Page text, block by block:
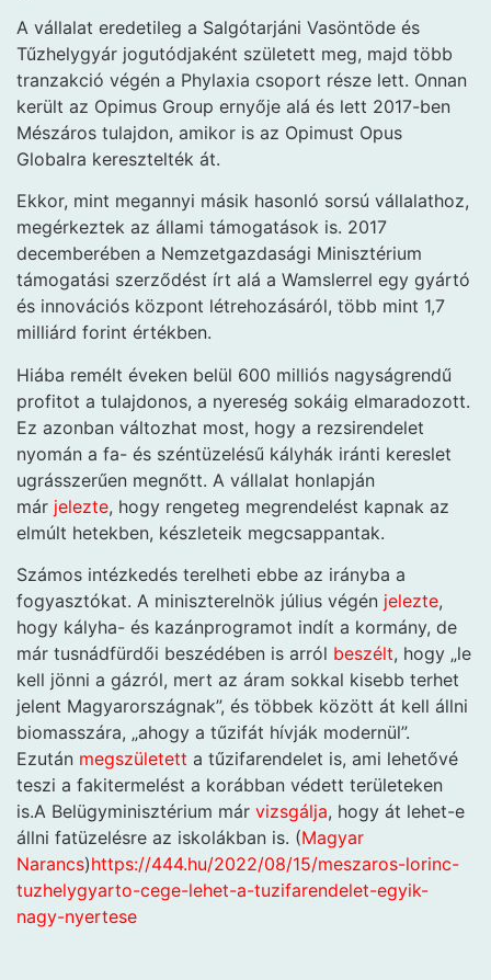
A vállalat eredetileg a Salgótarjáni Vasöntöde és
Tűzhelygyár jogutódjaként született meg, majd több
tranzakció végén a Phylaxia csoport része lett. Onnan
került az Opimus Group ernyője alá és lett 2017-ben
Mészáros tulajdon, amikor is az Opimust Opus
Globalra keresztelték át.
Ekkor, mint megannyi másik hasonló sorsú vállalathoz,
megérkeztek az állami támogatások is. 2017
decemberében a Nemzetgazdasági Minisztérium
támogatási szerződést írt alá a Wamslerrel egy gyártó
és innovációs központ létrehozásáról, több mint 1,7
milliárd forint értékben.
Hiába remélt éveken belül 600 milliós nagyságrendű
profitot a tulajdonos, a nyereség sokáig elmaradozott.
Ez azonban változhat most, hogy a rezsirendelet
nyomán a fa- és széntüzelésű kályhák iránti kereslet
ugrásszerűen megnőtt. A vállalat honlapján
már jelezte, hogy rengeteg megrendelést kapnak az
elmúlt hetekben, készleteik megcsappantak.
Számos intézkedés terelheti ebbe az irányba a
fogyasztókat. A miniszterelnök július végén jelezte,
hogy kályha- és kazánprogramot indít a kormány, de
már tusnádfürdői beszédében is arról beszélt, hogy „le
kell jönni a gázról, mert az áram sokkal kisebb terhet
jelent Magyarországnak”, és többek között át kell állni
biomasszára, „ahogy a tűzifát hívják modernül”.
Ezután megszületett a tűzifarendelet is, ami lehetővé
teszi a fakitermelést a korábban védett területeken
is.A Belügyminisztérium már vizsgálja, hogy át lehet-e
állni fatüzelésre az iskolákban is. (Magyar
Narancs)https://444.hu/2022/08/15/meszaros-lorinc-
tuzhelygyarto-cege-lehet-a-tuzifarendelet-egyik-
nagy-nyertese